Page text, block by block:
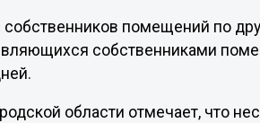
помещений по
собственниками
области отмечает, что